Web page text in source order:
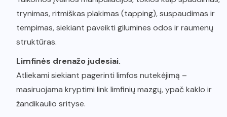
trynimas, ritmiškas plakimas (tapping), suspaudimas ir
tempimas, siekiant paveikti gilumines odos ir raumenų
struktūras.
Limfinės drenažo judesiai.
Atliekami siekiant pagerinti limfos nutekėjimą –
masiruojama kryptimi link limfinių mazgų, ypač kaklo ir
žandikaulio srityse.